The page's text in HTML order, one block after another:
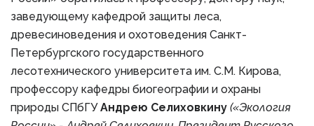
заведующему кафедрой защиты леса,
древесиноведения и охотоведения Санкт-
Петербургского государственного
лесотехнического университета им. С.М. Кирова,
профессору кафедры биогеографии и охраны
природы СПбГУАндрею Селиховкину («Экология